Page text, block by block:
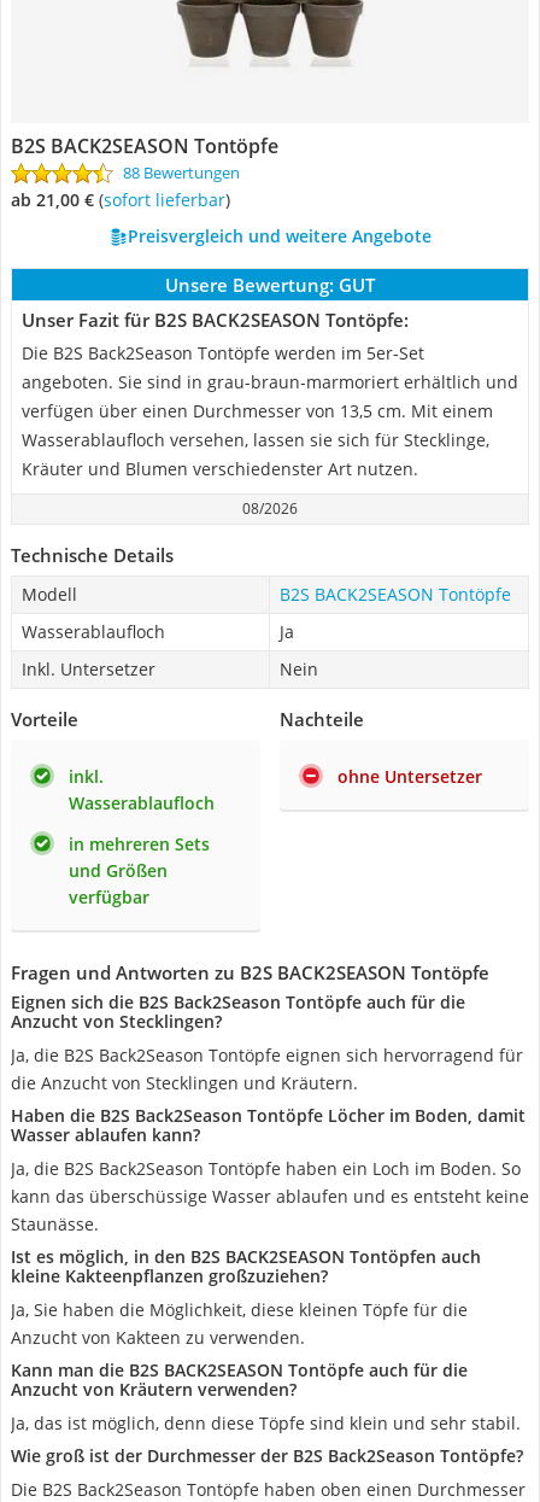
B2S BACK2SEASON Tontöpfe
88 Bewertungen
ab 21,00 € ( Sofort lieferbar)
Preisvergleich und weitere Angebote
Unsere Bewertung: GUT
Unser Fazit für B2S BACK2SEASON Tontöpfe:
Die B2S Back2Season Tontöpfe werden im 5er-Set
angeboten. Sie sind in grau-braun-marmoriert erhältlich und
verfügen über einen Durchmesser von 13,5 cm. Mit einem
Wasserablaufloch versehen, lassen sie sich für Stecklinge,
Kräuter und Blumen verschiedenster Art nutzen.
08/2026
Technische Details
Modell
B2S BACK2SEASON Tontöpfe
Wasserablaufloch
Ja
Inkl. Untersetzer
Nein
Vorteile
inkl.
Wasserablaufloch
in mehreren Sets
und Größen
verfügbar
Nachteile
ohne Untersetzer
Fragen und Antworten zu B2S BACK2SEASON Tontöpfe
Eignen sich die B2S Back2Season Tontöpfe auch für die
Anzucht von Stecklingen?
Ja, die B2S Back2Season Tontöpfe eignen sich hervorragend für
die Anzucht von Stecklingen und Kräutern.
Haben die B2S Back2Season Tontöpfe Löcher im Boden, damit
Wasser ablaufen kann?
Ja, die B2S Back2Season Tontöpfe haben ein Loch im Boden. So
kann das überschüssige Wasser ablaufen und es entsteht keine
Staunässe.
Ist es möglich, in den B2S BACK2SEASON Tontöpfen auch
kleine Kakteenpflanzen großzuziehen?
Ja, Sie haben die Möglichkeit, diese kleinen Töpfe für die
Anzucht von Kakteen zu verwenden.
Kann man die B2S BACK2SEASON Tontöpfe auch für die
Anzucht von Kräutern verwenden?
Ja, das ist möglich, denn diese Töpfe sind klein und sehr stabil.
Wie groß ist der Durchmesser der B2S Back2Season Tontöpfe?
Die B2S Back2Season Tontöpfe haben oben einen Durchmesser